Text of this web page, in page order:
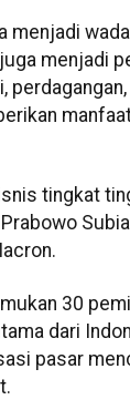
menjadi
menjadi
tingkat
30
dari
pasar